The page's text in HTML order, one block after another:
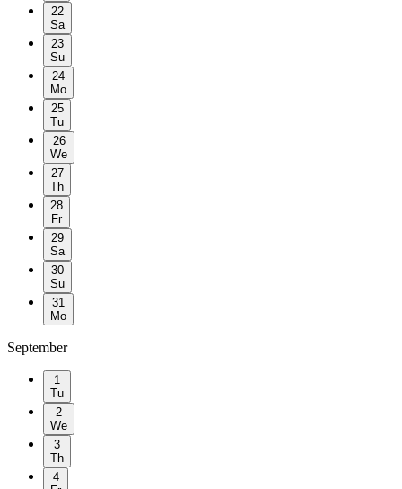
22
Sa
23
Su
24
Mo
25
Tu
26
We
27
Th
28
Fr
29
Sa
30
Su
31
Mo
September
1
Tu
2
We
3
Th
4